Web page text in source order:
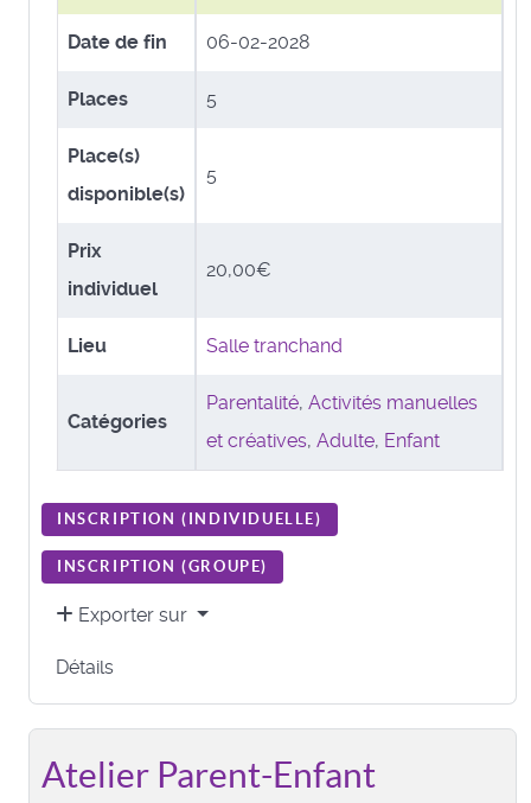
Date de fin 06-02-2028
Places 5
Place(s)
disponible(s)
5
Prix
individuel
20,00€
Lieu Salle tranchand
Catégories
Parentalité, Activités manuelles
et créatives, Adulte, Enfant
INSCRIPTION ( INDIVIDUELLE)
INSCRIPTION (GROUPE)
Exporter sur
Détails
Atelier Parent-Enfant